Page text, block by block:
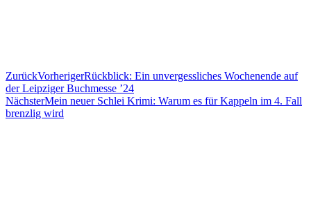
ZurückVorherigerRückblick: Ein unvergessliches Wochenende auf
der Leipziger Buchmesse ’24
NächsterMein neuer Schlei Krimi: Warum es für Kappeln im 4. Fall
brenzlig wird